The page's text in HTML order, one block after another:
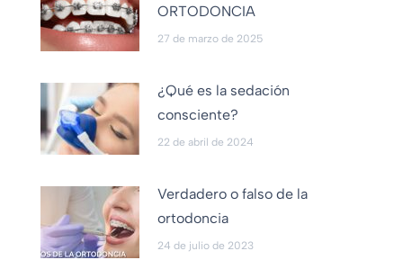
ORTODONCIA
27 de marzo de 2025
¿Qué es la sedación
consciente?
22 de abril de 2024
Verdadero o falso de la
ortodoncia
24 de julio de 2023